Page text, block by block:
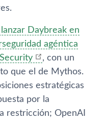
Daybreak en
agéntica
, con un
que el de Mythos.
estratégicas
por la
restricción; OpenAI